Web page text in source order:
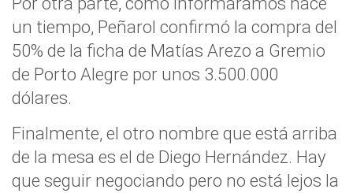
un tiempo, Peñarol confirmó la compra del
50% de la ficha de Matías Arezo a Gremio
de Porto Alegre por unos 3.500.000
dólares.
Finalmente, el otro nombre que está arriba
de la mesa es el de Diego Hernández. Hay
que seguir negociando pero no está lejos la